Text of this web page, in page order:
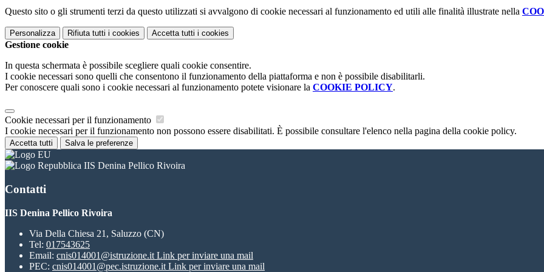
Questo sito o gli strumenti terzi da questo utilizzati si avvalgono di cookie necessari al funzionamento ed utili alle finalità illustrate nella
Personalizza Rifiuta tutti i cookies Accetta tutti i cookies
Gestione cookie
In questa schermata è possibile scegliere quali cookie consentire.
I cookie necessari sono quelli che consentono il funzionamento della piattaforma e non è possibile disabilitarli.
Per conoscere quali sono i cookie necessari al funzionamento potete visionare la COOKIE POLICY.
Cookie necessari per il funzionamento
I cookie necessari per il funzionamento non possono essere disabilitati. È possibile consultare l'elenco nella pagina della cookie policy.
Accetta tutti Salva le preferenze
IIS Denina Pellico Rivoira
Contatti
IIS Denina Pellico Rivoira
Via Della Chiesa 21, Saluzzo (CN)
Tel: 017543625
Email: cnis014001@istruzione.it Link per inviare una mail
PEC: cnis014001@pec.istruzione.it Link per inviare una mail